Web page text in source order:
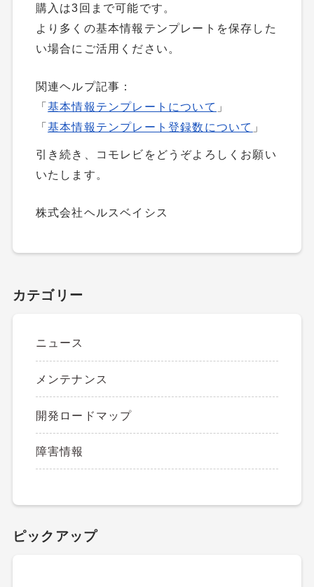
購入は3回まで可能です。
より多くの基本情報テンプレートを保存した
い場合にご活用ください。
関連ヘルプ記事：
「基本情報テンプレートについて 」
「基本情報テンプレート登録数について 」
引き続き、コモレビをどうぞよろしくお願い
いたします。
株式会社ヘルスベイシス
カテゴリー
ニュース
メンテナンス
開発ロードマップ
障害情報
ピックアップ